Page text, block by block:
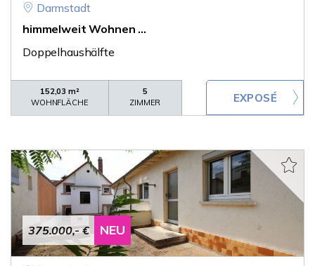
Darmstadt
himmelweit Wohnen ...
Doppelhaushälfte
152,03 m²
WOHNFLÄCHE
5
ZIMMER
375.000,- € NEU